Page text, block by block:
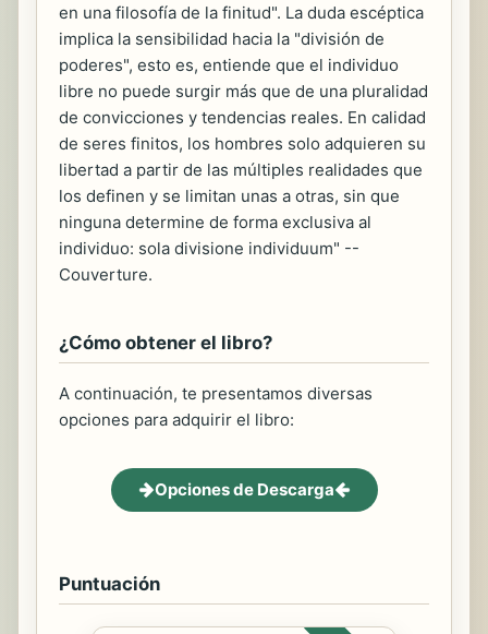
en una filosofía de la finitud". La duda escéptica
implica la sensibilidad hacia la "división de
poderes", esto es, entiende que el individuo
libre no puede surgir más que de una pluralidad
de convicciones y tendencias reales. En calidad
de seres finitos, los hombres solo adquieren su
libertad a partir de las múltiples realidades que
los definen y se limitan unas a otras, sin que
ninguna determine de forma exclusiva al
individuo: sola divisione individuum" --
Couverture.
¿Cómo obtener el libro?
A continuación, te presentamos diversas
opciones para adquirir el libro:
Opciones de Descarga
Puntuación